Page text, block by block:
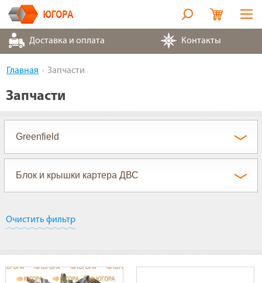
Оборудование
Контакты
О компании
Доставка и оплата Контакты
Главная Запчасти
Запчасти
Очистить фильтр